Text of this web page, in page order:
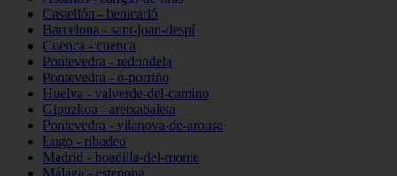
Castellón - benicarló
Barcelona - sant-joan-despí
Cuenca - cuenca
Pontevedra - redondela
Pontevedra - o-porriño
Huelva - valverde-del-camino
Gipuzkoa - aretxabaleta
Pontevedra - vilanova-de-arousa
Lugo - ribadeo
Madrid - boadilla-del-monte
Málaga - estepona